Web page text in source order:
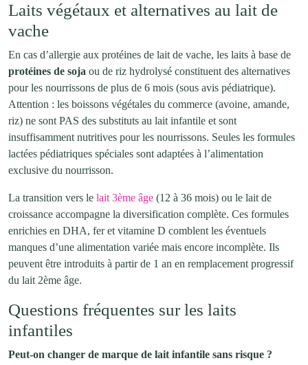
Laits végétaux et alternatives au lait de
vache
En cas d’allergie aux protéines de lait de vache, les laits à base de
protéines de soja ou de riz hydrolysé constituent des alternatives
pour les nourrissons de plus de 6 mois (sous avis pédiatrique).
Attention : les boissons végétales du commerce (avoine, amande,
riz) ne sont PAS des substituts au lait infantile et sont
insuffisamment nutritives pour les nourrissons. Seules les formules
lactées pédiatriques spéciales sont adaptées à l’alimentation
exclusive du nourrisson.
La transition vers le lait 3ème âge (12 à 36 mois) ou le lait de
croissance accompagne la diversification complète. Ces formules
enrichies en DHA, fer et vitamine D comblent les éventuels
manques d’une alimentation variée mais encore incomplète. Ils
peuvent être introduits à partir de 1 an en remplacement progressif
du lait 2ème âge.
Questions fréquentes sur les laits
infantiles
Peut-on changer de marque de lait infantile sans risque ?